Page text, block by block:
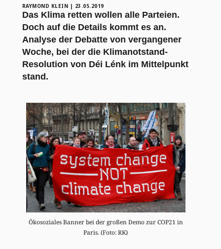
RAYMOND KLEIN | 23.05.2019
Das Klima retten wollen alle Parteien.
Doch auf die Details kommt es an.
Analyse der Debatte von vergangener
Woche, bei der die Klimanotstand-
Resolution von Déi Lénk im Mittelpunkt
stand.
Ökosoziales Banner bei der großen Demo zur COP21 in
Paris. (Foto: RK)